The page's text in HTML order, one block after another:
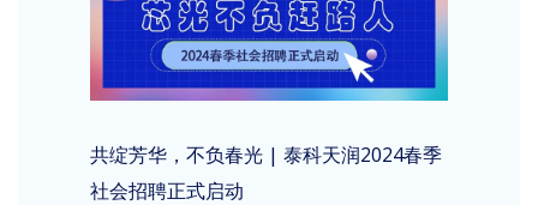
共绽芳华，不负春光 | 泰科天润2024春季
社会招聘正式启动